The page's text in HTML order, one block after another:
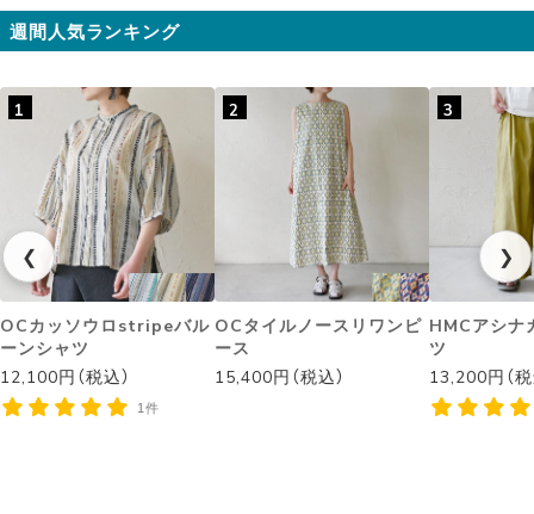
週間人気ランキング
❮
1
OCカッソウロstripeバル
ーンシャツ
12,100円（税込）
1件
2
OCタイルノースリワンピ
ース
15,400円（税込）
3
HMCアシナ
ツ
13,200円（税
❯